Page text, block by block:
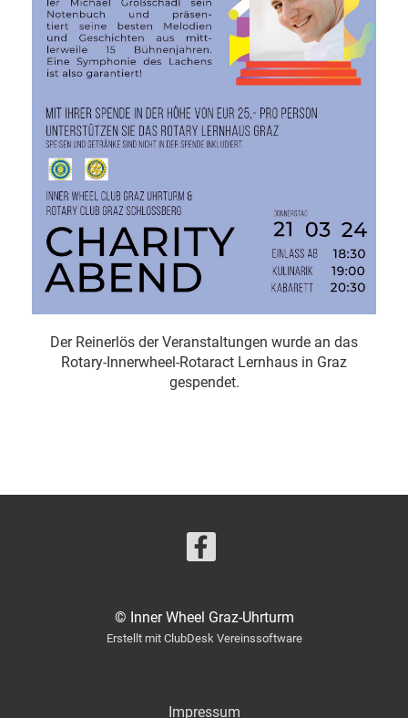
Der Reinerlös der Veranstaltungen wurde an das
Rotary-Innerwheel-Rotaract Lernhaus in Graz
gespendet.
© Inner Wheel Graz-Uhrturm
Erstellt mit ClubDesk Vereinssoftware
Impressum